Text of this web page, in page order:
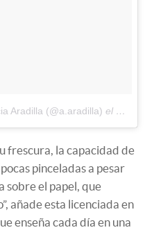
Aradilla (@a.aradilla) el Nov
frescura, la capacidad de
pinceladas a pesar
sobre el papel, que
añade esta licenciada en
enseña cada día en una